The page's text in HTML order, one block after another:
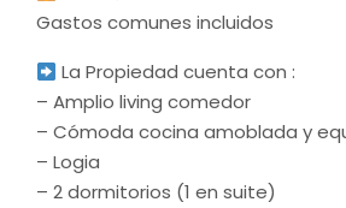
Gastos comunes incluidos
La Propiedad cuenta con :
– Amplio living comedor
– ⁠Cómoda cocina amoblada y
– ⁠Logia
– ⁠2 dormitorios (1 en suite)